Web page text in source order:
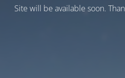
Site will be available soon.